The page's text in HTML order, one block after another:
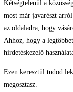
Kétségtelenül a
most már javarészt
az oldaladra, hogy
Ahhoz, hogy a
hirdetéskezelő
Ezen keresztül tudod
megosztasz.